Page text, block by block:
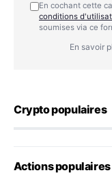
En cochant cette
conditions
soumises via ce
En savoir
Crypto populaires
Actions populaires